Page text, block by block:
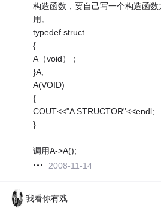
构造函数，要自己写一个构造函
用。
typedef struct
{
A（void）；
}A;
A(VOID)
{
COUT<<"A STRUCTOR"<<endl;
}
调用A->A();
2008-11-14
我看你有戏